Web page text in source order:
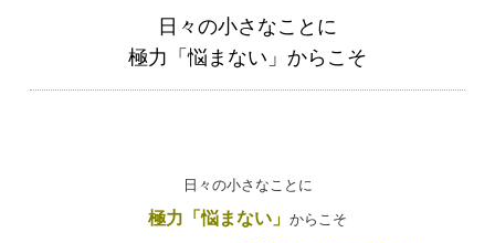
日々の小さなことに
極力「悩まない」からこそ
日々の小さなことに
極力「悩まない」 からこそ